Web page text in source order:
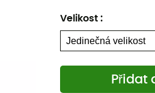
Velikost :
Přidat